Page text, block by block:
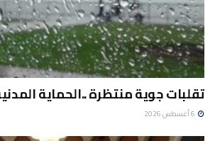
تقلبات جوية منتظرة ..الحماية